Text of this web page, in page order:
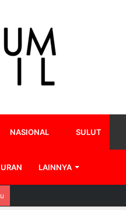
NASIONAL SULUT
LAINNYA